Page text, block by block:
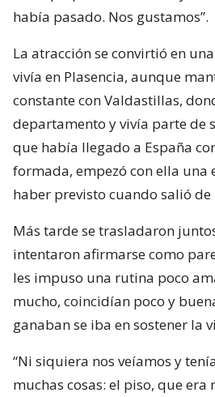
había pasado. Nos gustamos”.
La atracción se convirtió en
vivía en Plasencia, aunque
constante con Valdastillas,
departamento y vivía parte de
que había llegado a España
formada, empezó con ella una
haber previsto cuando salió de
Más tarde se trasladaron
intentaron afirmarse como
les impuso una rutina poco
mucho, coincidían poco y
ganaban se iba en sostener la
“Ni siquiera nos veíamos y
muchas cosas: el piso, que era